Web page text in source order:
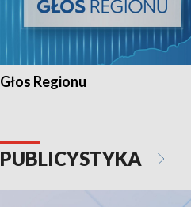
Głos Regionu
PUBLICYSTYKA